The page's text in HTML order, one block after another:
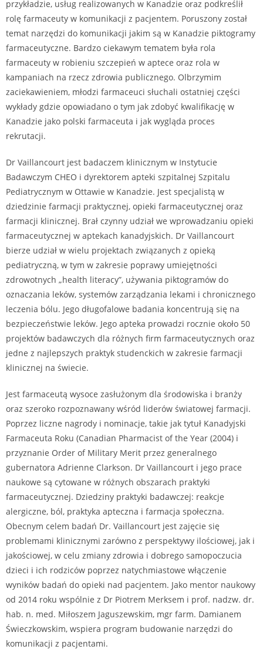
przykładzie, usług realizowanych w Kanadzie oraz podkreślił
rolę farmaceuty w komunikacji z pacjentem. Poruszony został
temat narzędzi do komunikacji jakim są w Kanadzie piktogramy
farmaceutyczne. Bardzo ciekawym tematem była rola
farmaceuty w robieniu szczepień w aptece oraz rola w
kampaniach na rzecz zdrowia publicznego. Olbrzymim
zaciekawieniem, młodzi farmaceuci słuchali ostatniej części
wykłady gdzie opowiadano o tym jak zdobyć kwalifikację w
Kanadzie jako polski farmaceuta i jak wygląda proces
rekrutacji.
Dr Vaillancourt jest badaczem klinicznym w Instytucie
Badawczym CHEO i dyrektorem apteki szpitalnej Szpitalu
Pediatrycznym w Ottawie w Kanadzie. Jest specjalistą w
dziedzinie farmacji praktycznej, opieki farmaceutycznej oraz
farmacji klinicznej. Brał czynny udział we wprowadzaniu opieki
farmaceutycznej w aptekach kanadyjskich. Dr Vaillancourt
bierze udział w wielu projektach związanych z opieką
pediatryczną, w tym w zakresie poprawy umiejętności
zdrowotnych „health literacy”, używania piktogramów do
oznaczania leków, systemów zarządzania lekami i chronicznego
leczenia bólu. Jego długofalowe badania koncentrują się na
bezpieczeństwie leków. Jego apteka prowadzi rocznie około 50
projektów badawczych dla różnych firm farmaceutycznych oraz
jedne z najlepszych praktyk studenckich w zakresie farmacji
klinicznej na świecie.
Jest farmaceutą wysoce zasłużonym dla środowiska i branży
oraz szeroko rozpoznawany wśród liderów światowej farmacji.
Poprzez liczne nagrody i nominacje, takie jak tytuł Kanadyjski
Farmaceuta Roku (Canadian Pharmacist of the Year (2004) i
przyznanie Order of Military Merit przez generalnego
gubernatora Adrienne Clarkson. Dr Vaillancourt i jego prace
naukowe są cytowane w różnych obszarach praktyki
farmaceutycznej. Dziedziny praktyki badawczej: reakcje
alergiczne, ból, praktyka apteczna i farmacja społeczna.
Obecnym celem badań Dr. Vaillancourt jest zajęcie się
problemami klinicznymi zarówno z perspektywy ilościowej, jak i
jakościowej, w celu zmiany zdrowia i dobrego samopoczucia
dzieci i ich rodziców poprzez natychmiastowe włączenie
wyników badań do opieki nad pacjentem. Jako mentor naukowy
od 2014 roku wspólnie z Dr Piotrem Merksem i prof. nadzw. dr.
hab. n. med. Miłoszem Jaguszewskim, mgr farm. Damianem
Świeczkowskim, wspiera program budowanie narzędzi do
komunikacji z pacjentami.